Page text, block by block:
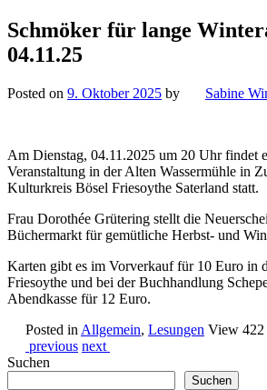
Schmöker für lange
04.11.25
Posted on 9. Oktober 2025 by Sabine
Am Dienstag, 04.11.2025 um 20 Uhr findet
Veranstaltung in der Alten Wassermühle in
Kulturkreis Bösel Friesoythe Saterland statt.
Frau Dorothée Grütering stellt die
Büchermarkt für gemütliche Herbst- und
Karten gibt es im Vorverkauf für 10 Euro in
Friesoythe und bei der Buchhandlung
Abendkasse für 12 Euro.
Posted in Allgemein, Lesungen View 422
previous next
Suchen
Suchen